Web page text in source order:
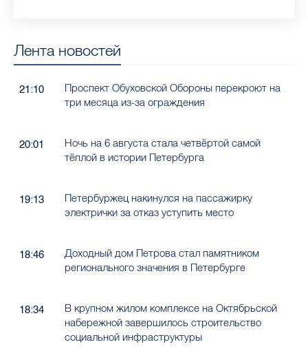
Лента новостей
21:10
Проспект Обуховской Обороны перекроют на
три месяца из-за ограждения
20:01
Ночь на 6 августа стала четвёртой самой
тёплой в истории Петербурга
19:13
Петербуржец накинулся на пассажирку
электрички за отказ уступить место
18:46
Доходный дом Петрова стал памятником
регионального значения в Петербурге
18:34
В крупном жилом комплексе на Октябрьской
набережной завершилось строительство
социальной инфраструктуры